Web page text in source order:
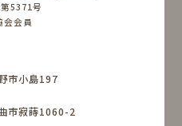
5371号
会会員
市小島197
市寂蒔1060-2